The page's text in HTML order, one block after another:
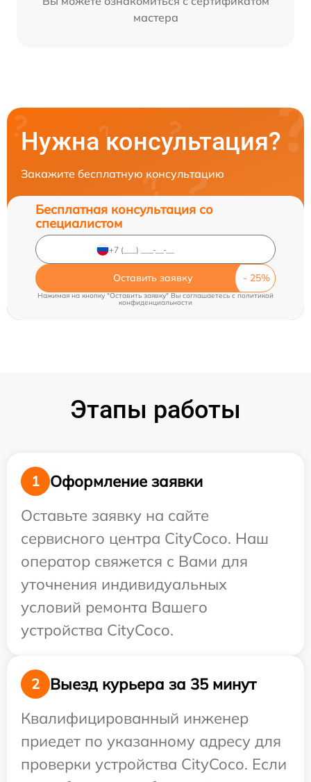
мастера
Нужна консультация?
Закажите бесплатную консультацию
Бесплатная консультация со
специалистом
Оставить заявку
Нажимая на кнопку "Оставить заявку" Вы соглашаетесь cполитикой
конфиденциальности
Этапы работы
1
Оформление заявки
Оставьте заявку на сайте
сервисного центра CityCoco. Наш
оператор свяжется с Вами для
уточнения индивидуальных
условий ремонта Вашего
устройства CityCoco.
2
Выезд курьера за 35 минут
Квалифицированный инженер
приедет по указанному адресу для
проверки устройства CityCoco. Если